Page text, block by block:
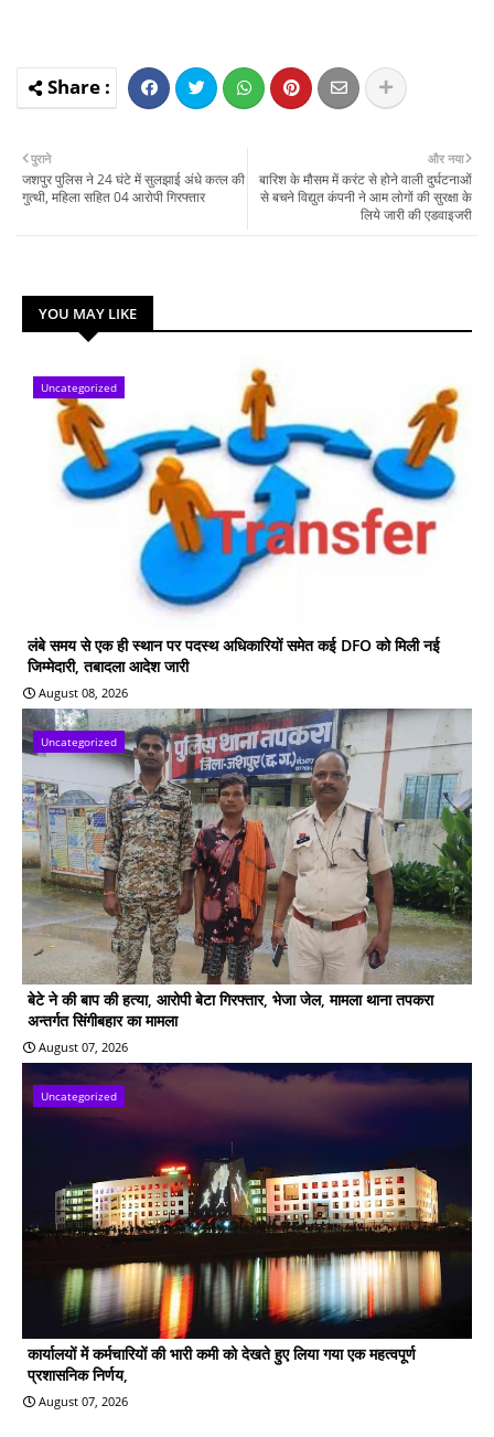
और नया
बारिश के मौसम में करंट से होने वाली दुर्घटनाओं
से बचने विद्युत कंपनी ने आम लोगों की सुरक्षा के
लिये जारी की एडवाइजरी
पुराने
जशपुर पुलिस ने 24 घंटे में सुलझाई अंधे कत्ल की
गुत्थी, महिला सहित 04 आरोपी गिरफ्तार
YOU MAY LIKE
Uncategorized
लंबे समय से एक ही स्थान पर पदस्थ अधिकारियों समेत कई DFO को मिली नई
जिम्मेदारी, तबादला आदेश जारी
August 08, 2026
Uncategorized
बेटे ने की बाप की हत्या, आरोपी बेटा गिरफ्तार, भेजा जेल, मामला थाना तपकरा
अन्तर्गत सिंगीबहार का मामला
August 07, 2026
Uncategorized
कार्यालयों में कर्मचारियों की भारी कमी को देखते हुए लिया गया एक महत्वपूर्ण
प्रशासनिक निर्णय,
August 07, 2026